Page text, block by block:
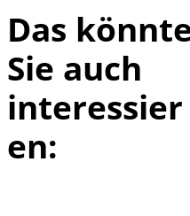
Das
Sie auch
interessier
en: